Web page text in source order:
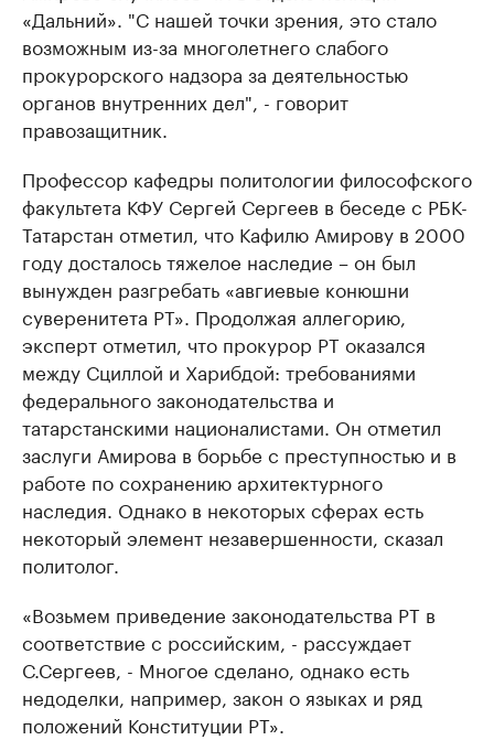
«Дальний». "С нашей точки зрения, это стало
возможным из-за многолетнего слабого
прокурорского надзора за деятельностью
органов внутренних дел", - говорит
правозащитник.
Профессор кафедры политологии философского
факультета КФУ Сергей Сергеев в беседе с РБК-
Татарстан отметил, что Кафилю Амирову в 2000
году досталось тяжелое наследие – он был
вынужден разгребать «авгиевые конюшни
суверенитета РТ». Продолжая аллегорию,
эксперт отметил, что прокурор РТ оказался
между Сциллой и Харибдой: требованиями
федерального законодательства и
татарстанскими националистами. Он отметил
заслуги Амирова в борьбе с преступностью и в
работе по сохранению архитектурного
наследия. Однако в некоторых сферах есть
некоторый элемент незавершенности, сказал
политолог.
«Возьмем приведение законодательства РТ в
соответствие с российским, - рассуждает
С.Сергеев, - Многое сделано, однако есть
недоделки, например, закон о языках и ряд
положений Конституции РТ».